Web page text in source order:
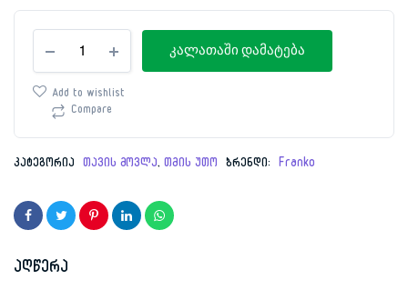
უთო
Franko
FFI-
1131
კალათაში დამატება
Add to wishlist
Compare
კატეგორია თავის მოვლა,თმის უთო ბრენდი: Franko
აღწერა